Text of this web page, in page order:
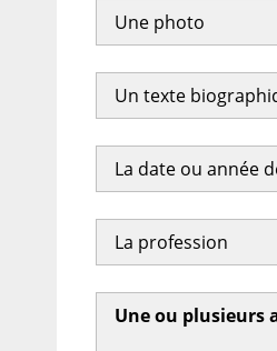
Une photo
Un texte
La date ou année
La profession
Une ou plusieurs